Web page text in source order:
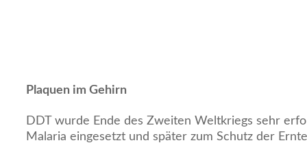
Plaquen im Gehirn
DDT wurde Ende des Zweiten Weltkriegs sehr
Malaria eingesetzt und später zum Schutz der